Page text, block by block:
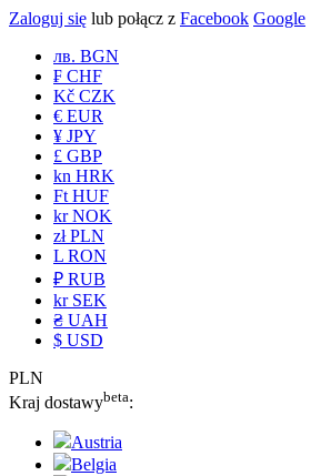
Zaloguj się lub połącz z Facebook Google
лв. BGN
₣ CHF
Kč CZK
€ EUR
¥ JPY
£ GBP
kn HRK
Ft HUF
kr NOK
zł PLN
L RON
₽ RUB
kr SEK
₴ UAH
$ USD
PLN
Kraj dostawybeta:
Austria
Belgia